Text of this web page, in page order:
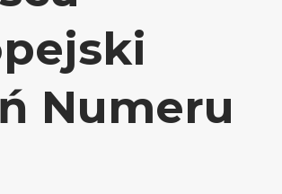
Numeru